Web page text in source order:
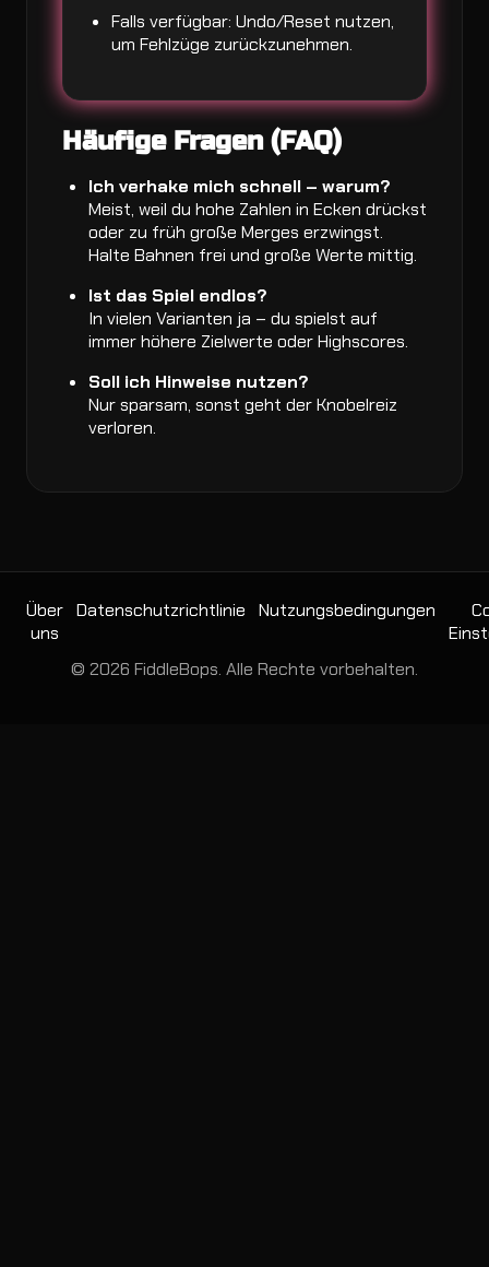
Falls verfügbar: Undo/Reset nutzen,
um Fehlzüge zurückzunehmen.
Häufige Fragen (FAQ)
Ich verhake mich schnell – warum?
Meist, weil du hohe Zahlen in Ecken drückst
oder zu früh große Merges erzwingst.
Halte Bahnen frei und große Werte mittig.
Ist das Spiel endlos?
In vielen Varianten ja – du spielst auf
immer höhere Zielwerte oder Highscores.
Soll ich Hinweise nutzen?
Nur sparsam, sonst geht der Knobelreiz
verloren.
Über
uns
Datenschutzrichtlinie Nutzungsbedingungen
© 2026 FiddleBops. Alle Rechte vorbehalten.